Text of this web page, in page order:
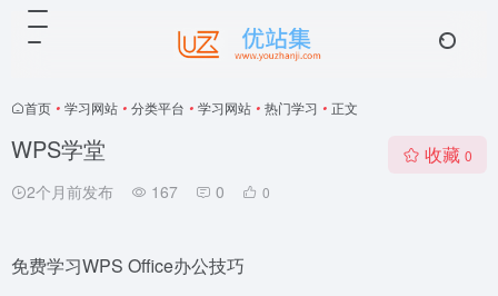
首页 • 学习网站 • 分类平台 • 学习网站 • 热门学习 • 正文
WPS学堂
2个月前发布 167 0 0
收藏 0
免费学习WPS Office办公技巧